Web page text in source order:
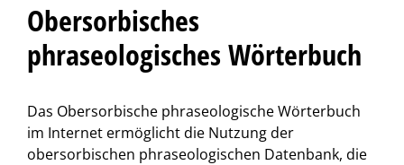
Obersorbisches
phraseologisches Wörterbuch
Das Obersorbische phraseologische Wörterbuch
im Internet ermöglicht die Nutzung der
obersorbischen phraseologischen Datenbank, die